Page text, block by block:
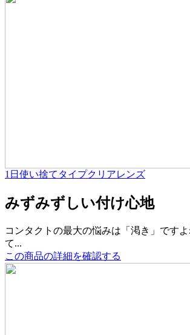
1日使い捨てタイプクリアレンズ
みずみずしい付け心地
コンタクトの最大の悩みは「渇き」です
て...
この商品の詳細を確認する